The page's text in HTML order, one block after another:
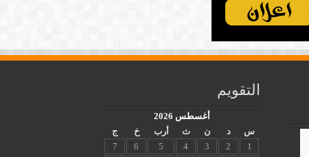
التقويم
أغسطس 2026
س
د ن ث أرب خ
ج
1
2
3
4
5
6
7